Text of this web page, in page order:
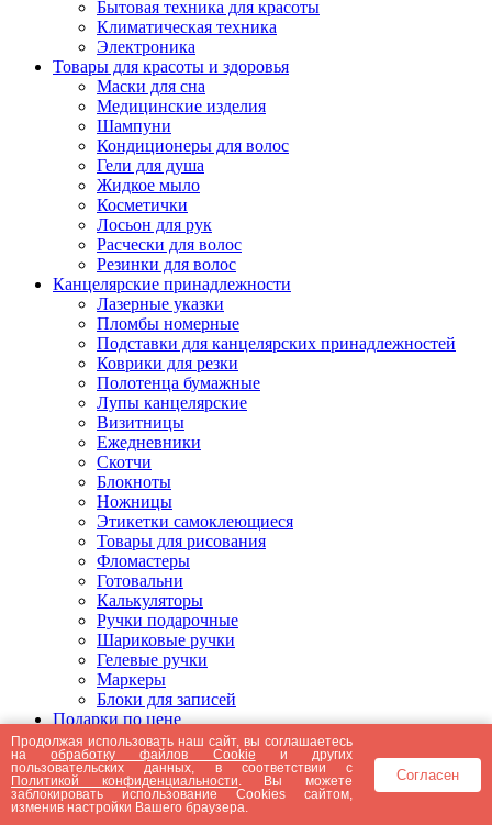
Бытовая техника для красоты
Климатическая техника
Электроника
Товары для красоты и здоровья
Маски для сна
Медицинские изделия
Шампуни
Кондиционеры для волос
Гели для душа
Жидкое мыло
Косметички
Лосьон для рук
Расчески для волос
Резинки для волос
Канцелярские принадлежности
Лазерные указки
Пломбы номерные
Подставки для канцелярских принадлежностей
Коврики для резки
Полотенца бумажные
Лупы канцелярские
Визитницы
Ежедневники
Скотчи
Блокноты
Ножницы
Этикетки самоклеющиеся
Товары для рисования
Фломастеры
Готовальни
Калькуляторы
Ручки подарочные
Шариковые ручки
Гелевые ручки
Маркеры
Блоки для записей
Подарки по цене
Подарки от 5000 рублей
Подарки до 5000 рублей
Подарки до 3000 рублей
Подарки до 2000 рублей
Подарки до 1000 рублей
Продолжая использовать наш сайт, вы соглашаетесь
наобработку файлов Cookie и других
пользовательских данных, в соответствии с
Политикой конфиденциальности . Вы можете
заблокировать использование Cookies сайтом,
изменив настройки Вашего браузера.
Согласен